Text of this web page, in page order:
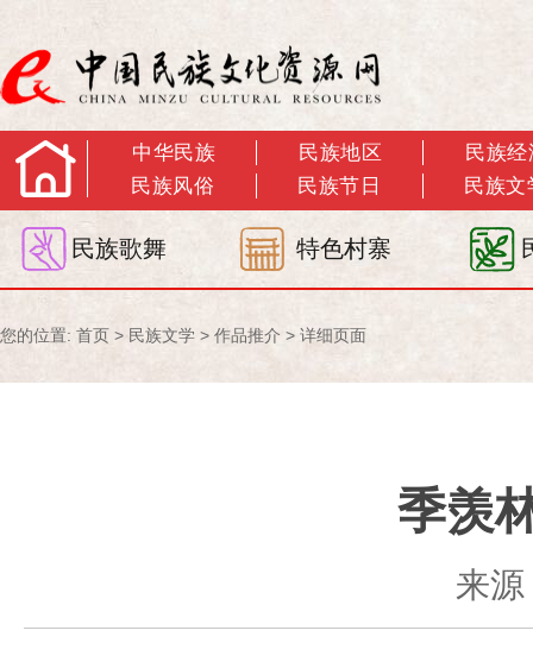
中华民族 民族地区
民族经
民族风俗
民族节日 民族文
民族歌舞 特色村寨
您的位置: 首页 > 民族文学 > 作品推介 > 详细页面
季羡
来